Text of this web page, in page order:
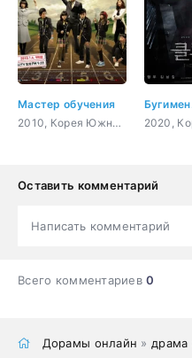
Мастер обучения
2010, Корея Южная, комедия, романтика, молодость
Оставить комментарий
Написать комментарий
Всего комментариев0
Дорамы онлайн » драма